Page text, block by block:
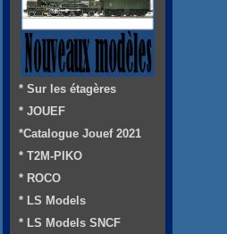
* Sur les étagères
* JOUEF
*Catalogue Jouef 2021
* T2M-PIKO
* ROCO
* LS Models
* LS Models SNCF